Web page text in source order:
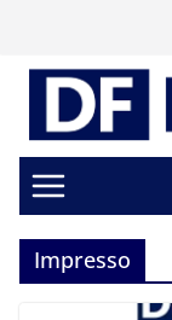
conteúdo
Impresso